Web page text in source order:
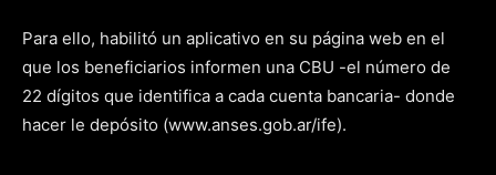
Para ello, habilitó un aplicativo en su página web en el
que los beneficiarios informen una CBU -el número de
22 dígitos que identifica a cada cuenta bancaria- donde
hacer le depósito (www.anses.gob.ar/ife).